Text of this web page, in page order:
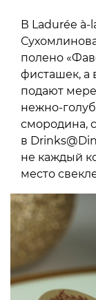
В Ladurée
полено
фисташек, а
подают
нежно-
смородина,
в
не каждый
место